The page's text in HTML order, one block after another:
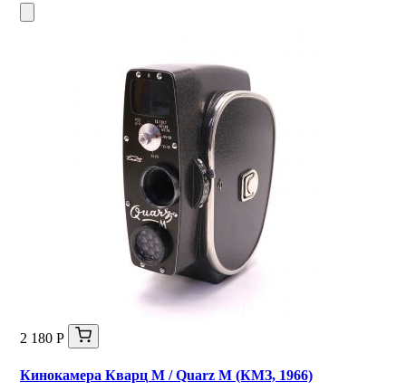
2 180 Р
Кинокамера Кварц M / Quarz М (КМЗ, 1966)